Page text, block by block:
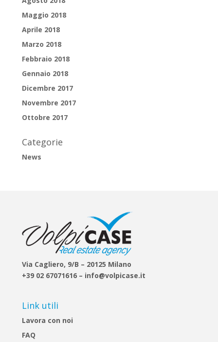
Maggio 2018
Aprile 2018
Marzo 2018
Febbraio 2018
Gennaio 2018
Dicembre 2017
Novembre 2017
Ottobre 2017
Categorie
News
Via Cagliero, 9/B – 20125 Milano
+39 02 67071616 – info@volpicase.it
Link utili
Lavora con noi
FAQ